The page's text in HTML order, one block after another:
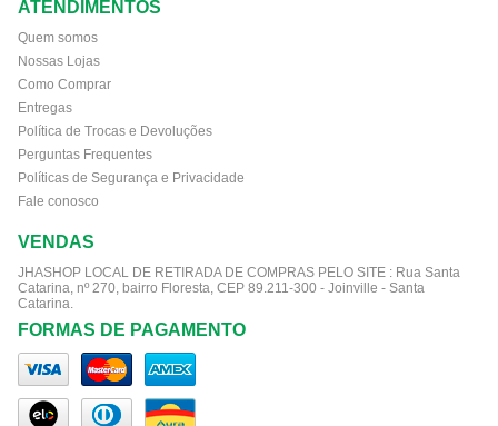
ATENDIMENTOS
Quem somos
Nossas Lojas
Como Comprar
Entregas
Política de Trocas e Devoluções
Perguntas Frequentes
Políticas de Segurança e Privacidade
Fale conosco
VENDAS
JHASHOP LOCAL DE RETIRADA DE COMPRAS PELO SITE : Rua Santa
Catarina, nº 270, bairro Floresta, CEP 89.211-300 - Joinville - Santa
Catarina.
FORMAS DE PAGAMENTO